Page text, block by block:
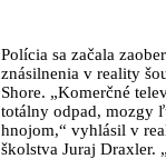
Polícia sa začala
znásilnenia v reality
Shore. „Komerčné
totálny odpad, mozgy
hnojom,“ vyhlásil v
školstva Juraj Draxler.